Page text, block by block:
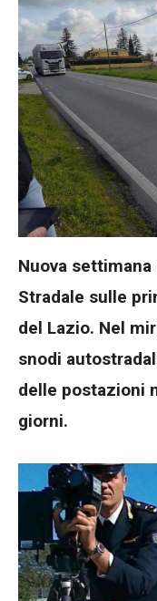
Nuova
Stradale sulle
del Lazio. Nel
snodi
delle postazioni
giorni.